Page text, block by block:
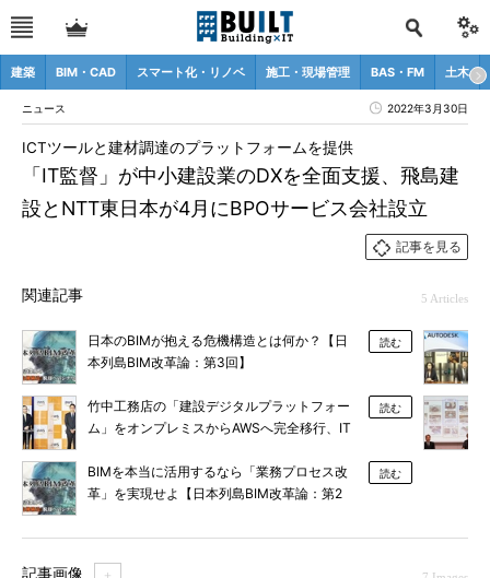
建築 BIM・CAD スマート化・リノベ 施工・現場管理 BAS・FM 土木
ニュース 2022年3月30日
「IT監督」が中小建設業のDXを全面支援、飛島建
設とNTT東日本が4月にBPOサービス会社設立
ICTツールと建材調達のプラットフォームを提供
記事を見る
関連記事 5 Articles
日本のBIMが抱える危機構造とは何か？【日
本列島BIM改革論：第3回】
読む
竹中工務店の「建設デジタルプラットフォー
ム」をオンプレミスからAWSへ完全移行、IT
読む
BIMを本当に活用するなら「業務プロセス改
革」を実現せよ【日本列島BIM改革論：第2
読む
記事画像 ＋